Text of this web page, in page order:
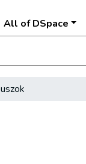
All of DSpace